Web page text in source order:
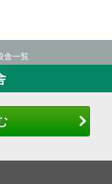
舎一覧